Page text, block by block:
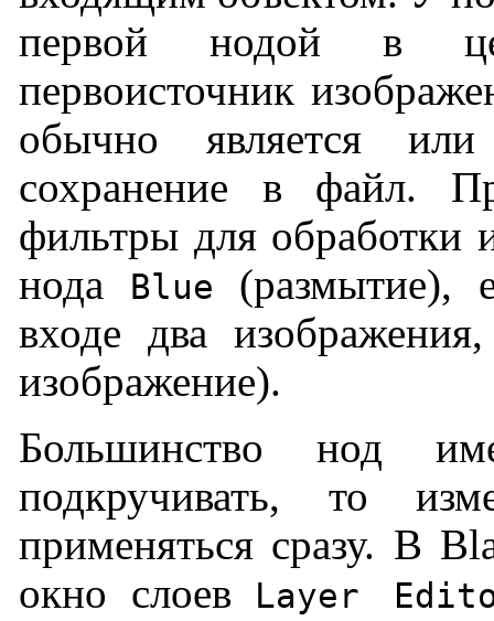
первой нодой в
первоисточник
обычно является
сохранение в файл.
фильтры для обработки
нода
Blue
(размытие),
входе два
изображение).
Большинство нод
подкручивать, то
применяться сразу. В
окно слоев
Layer